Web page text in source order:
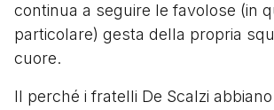
continua a seguire le favolose (in
particolare) gesta della propria
cuore.
Il perché i fratelli De Scalzi